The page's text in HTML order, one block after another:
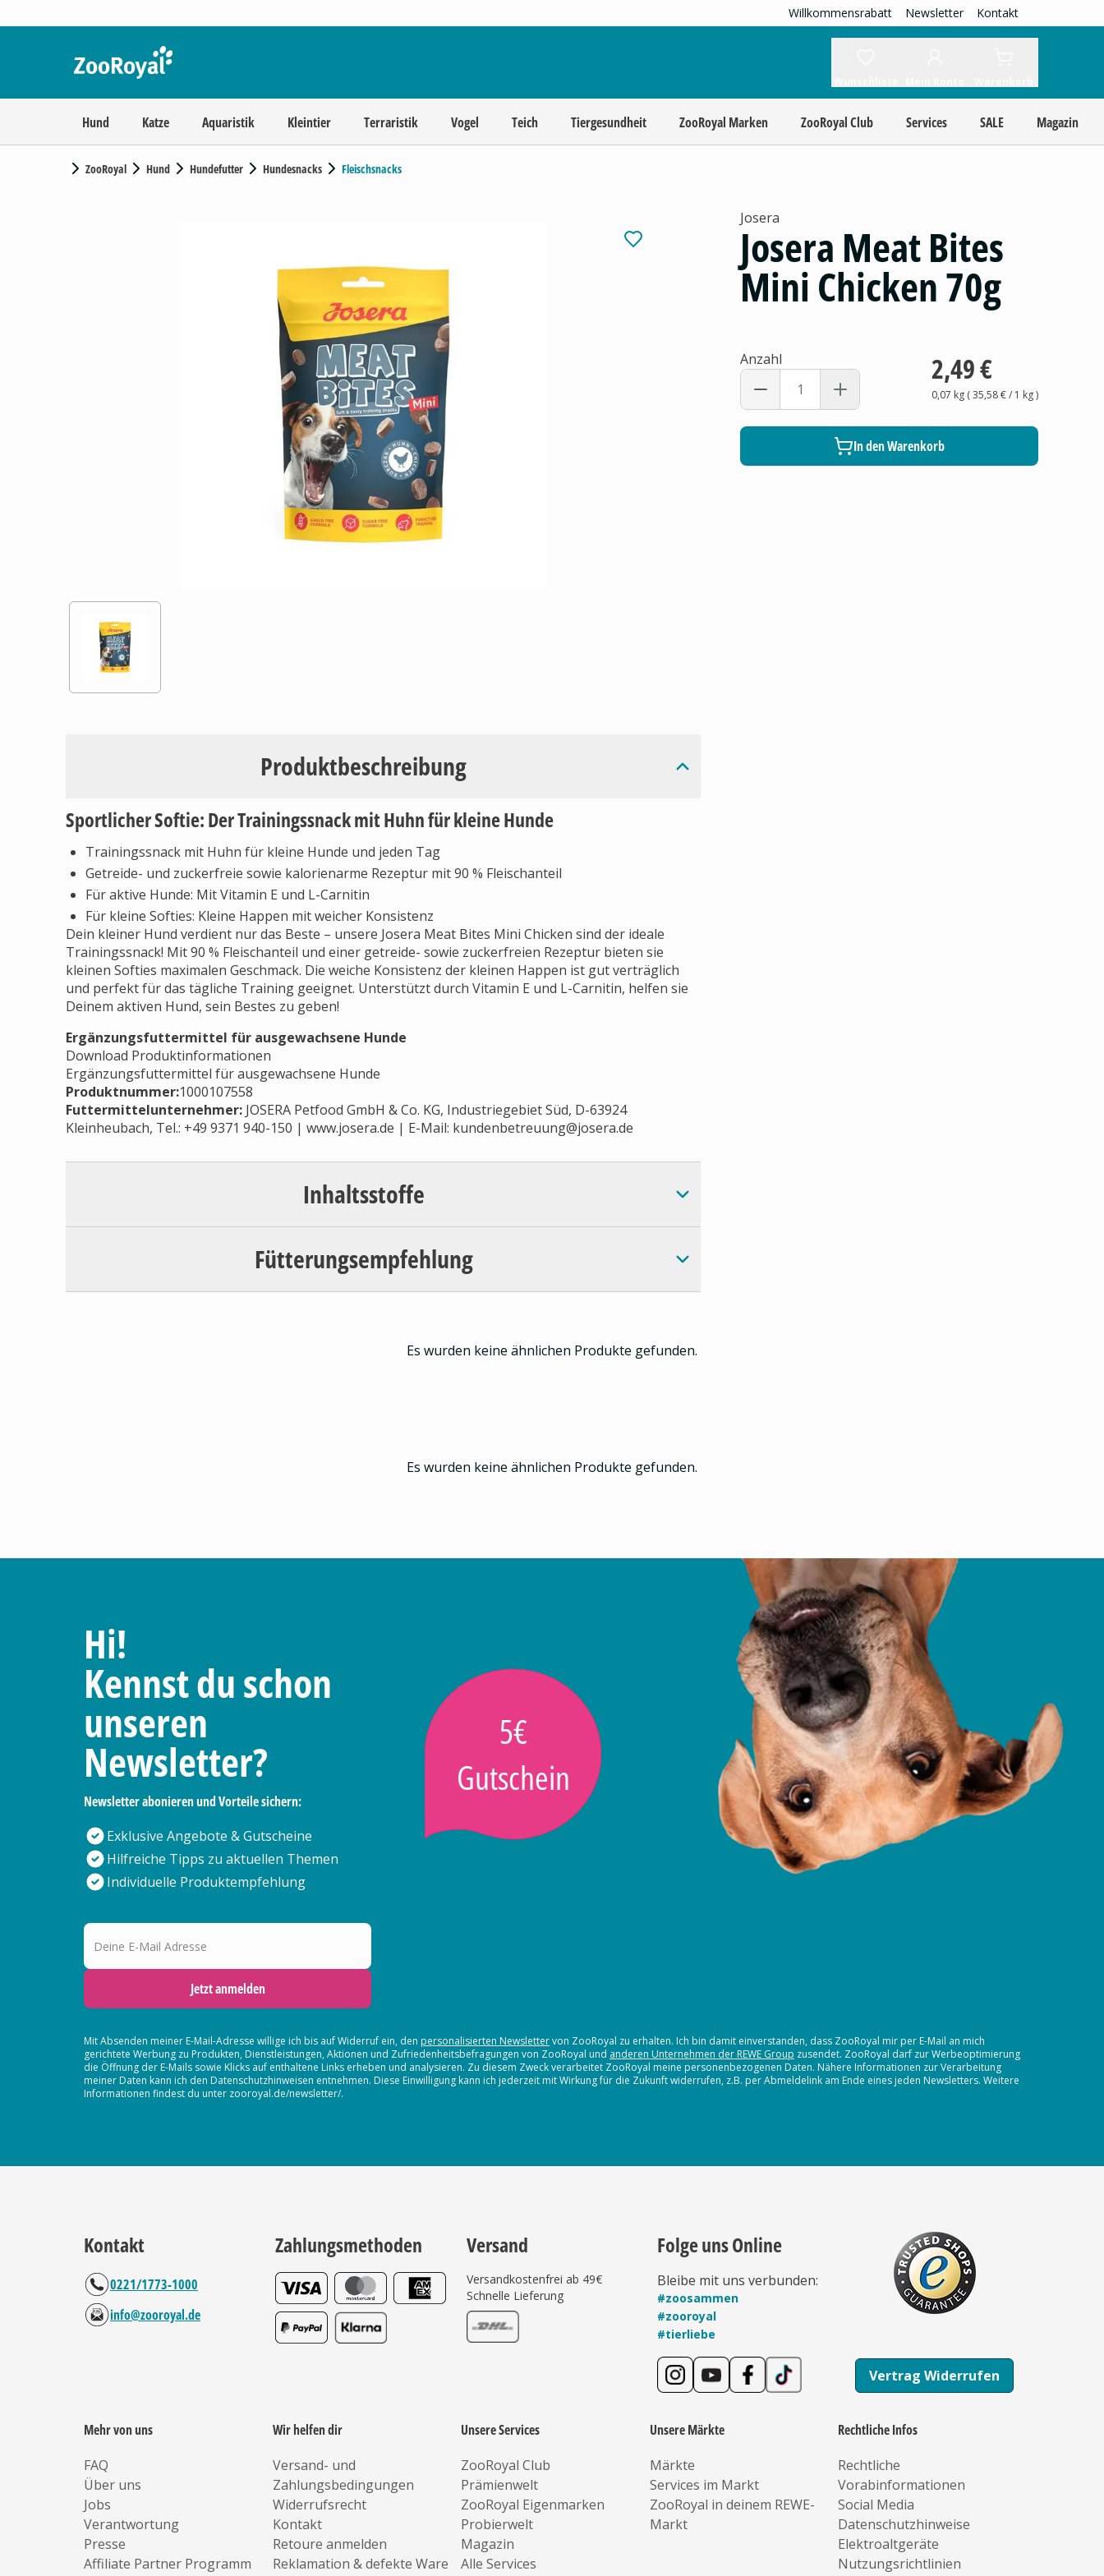
Willkommensrabatt Newsletter Kontakt
Hund Katze Aquaristik Kleintier Terraristik Vogel Teich Tiergesundheit ZooRoyal Marken ZooRoyal Club Services SALE Magazin
ZooRoyal Hund Hundefutter Hundesnacks Fleischsnacks
Produktbeschreibung
Sportlicher Softie: Der Trainingssnack mit Huhn für kleine Hunde
Trainingssnack mit Huhn für kleine Hunde und jeden Tag
Getreide- und zuckerfreie sowie kalorienarme Rezeptur mit 90 % Fleischanteil
Für aktive Hunde: Mit Vitamin E und L-Carnitin
Für kleine Softies: Kleine Happen mit weicher Konsistenz
Dein kleiner Hund verdient nur das Beste – unsere Josera Meat Bites Mini Chicken sind der ideale
Trainingssnack! Mit 90 % Fleischanteil und einer getreide- sowie zuckerfreien Rezeptur bieten sie
kleinen Softies maximalen Geschmack. Die weiche Konsistenz der kleinen Happen ist gut verträglich
und perfekt für das tägliche Training geeignet. Unterstützt durch Vitamin E und L-Carnitin, helfen sie
Deinem aktiven Hund, sein Bestes zu geben!
Ergänzungsfuttermittel für ausgewachsene Hunde
Download Produktinformationen
Ergänzungsfuttermittel für ausgewachsene Hunde
Produktnummer:1000107558
Futtermittelunternehmer: JOSERA Petfood GmbH & Co. KG, Industriegebiet Süd, D-63924
Kleinheubach, Tel.: +49 9371 940-150 | www.josera.de | E-Mail: kundenbetreuung@josera.de
Inhaltsstoffe
Fütterungsempfehlung
Josera
Josera Meat Bites
Mini Chicken 70g
Anzahl 2,49 €
0,07 kg(35,58 €/ 1 kg)
In den Warenkorb
Es wurden keine ähnlichen Produkte gefunden.
Es wurden keine ähnlichen Produkte gefunden.
Hi!
Kennst du schon
unseren
Newsletter?
Newsletter abonieren und Vorteile sichern:
Exklusive Angebote & Gutscheine
Hilfreiche Tipps zu aktuellen Themen
Individuelle Produktempfehlung
5€
Gutschein
Deine E-Mail Adresse
Jetzt anmelden
Mit Absenden meiner E-Mail-Adresse willige ich bis auf Widerruf ein, den personalisierten Newslettervon ZooRoyal zu erhalten. Ich bin damit einverstanden, dass ZooRoyal mir per E-Mail an mich
gerichtete Werbung zu Produkten, Dienstleistungen, Aktionen und Zufriedenheitsbefragungen von ZooRoyal und anderen Unternehmen der REWE Group zusendet. ZooRoyal darf zur Werbeoptimierung
die Öffnung der E-Mails sowie Klicks auf enthaltene Links erheben und analysieren. Zu diesem Zweck verarbeitet ZooRoyal meine personenbezogenen Daten. Nähere Informationen zur Verarbeitung
meiner Daten kann ich den Datenschutzhinweisen entnehmen. Diese Einwilligung kann ich jederzeit mit Wirkung für die Zukunft widerrufen, z.B. per Abmeldelink am Ende eines jeden Newsletters. Weitere
Informationen findest du unter zooroyal.de/newsletter/.
Kontakt
0221/1773-1000
info@zooroyal.de
Zahlungsmethoden Versand
Versandkostenfrei ab 49€
Schnelle Lieferung
Folge uns Online
Bleibe mit uns verbunden:
#zoosammen
#zooroyal
#tierliebe
Vertrag Widerrufen
Mehr von uns
FAQ
Über uns
Jobs
Verantwortung
Presse
Affiliate Partner Programm
Wir helfen dir
Versand- und
Zahlungsbedingungen
Widerrufsrecht
Kontakt
Retoure anmelden
Reklamation & defekte Ware
Unsere Services
ZooRoyal Club
Prämienwelt
ZooRoyal Eigenmarken
Probierwelt
Magazin
Alle Services
Unsere Märkte
Märkte
Services im Markt
ZooRoyal in deinem REWE-
Markt
Rechtliche Infos
Rechtliche
Vorabinformationen
Social Media
Datenschutzhinweise
Elektroaltgeräte
Nutzungsrichtlinien